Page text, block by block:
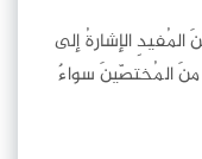
الإشارةُ إلى
منَ المُختصّينَ سواءٌ